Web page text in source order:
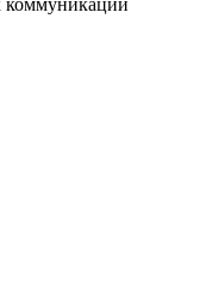
коммуникаций